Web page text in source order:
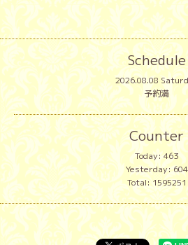
Schedule
2026.08.08
予約満
Counter
Today:463
Yesterday:604
Total:1595251